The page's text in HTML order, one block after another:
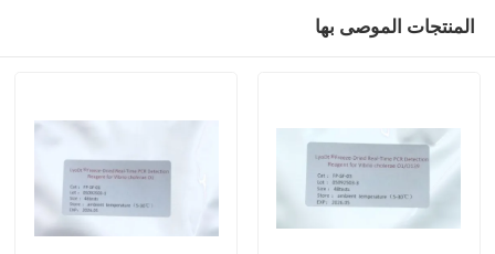
مسكن
المنتجات الموصى بها